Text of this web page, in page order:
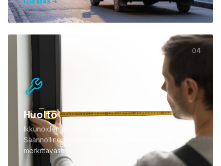
04
Huolto
Ikkunoiden ja ovien huolto- ja korjauspalvelu.
Säännöllinen huolto pidentää tuotteiden käyttöikää
merkittävästi.